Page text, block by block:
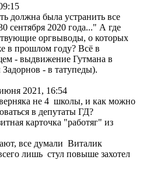
должна была устранить все
сентября 2020 года..." А где
оргвыводы, о которых
в прошлом году? Всё в
- выдвижение Гутмана в
- в татупеды).
2021, 16:54
не 4 школы, и как можно
в депутаты ГД?
карточка "работяг" из
все думали Виталик
лишь стул повыше захотел